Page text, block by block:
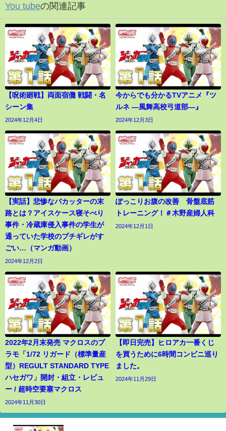
You tubeの関連記事
【呪術廻戦】両面宿儺 戦闘・名
シーン集
2024年12月4日
今からでも分かるTVアニメ『ツ
ルネ ―風舞高校弓道部―』
2024年12月3日
【実話】悲惨なバカッターの末
路とは？アイスケース寝そべり
事件・冷蔵庫侵入事件の学生が
通っていた学校のブチギレがす
ごい…（マンガ動画）
2024年12月2日
ぽっこりお腹の改善 骨盤底筋
トレーニング！＃木野産婦人科
2024年12月1日
2022年2月末発売 マクロスのプ
ラモ「1/72 リガード（標準量産
型）REGULT STANDARD TYPE
ハセガワ」開封・組立・レビュ
ー / 超時空要塞マクロス
2024年11月30日
【即日完売】ヒロアカ一番くじ
を買うために6時間コンビニ巡り
ました。
2024年11月29日